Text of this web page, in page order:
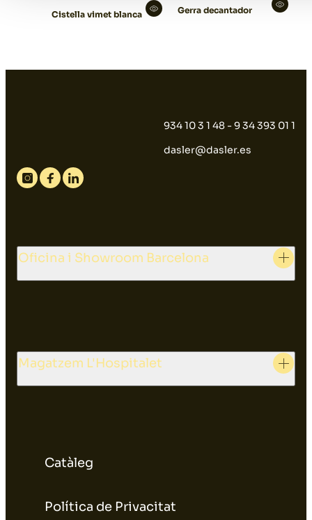
Cistella vimet blanca Gerra decantador
934 10 3 1 48 - 9 34 393 01 1
dasler@dasler.es
Instagram
FacebookLinkedin
Catàleg
Política de Privacitat
Oficina i Showroom Barcelona
Magatzem L'Hospitalet